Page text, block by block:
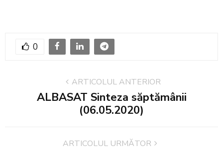
0
ARTICOLUL ANTERIOR
ALBASAT Sinteza săptămânii
(06.05.2020)
ARTICOLUL URMĂTOR